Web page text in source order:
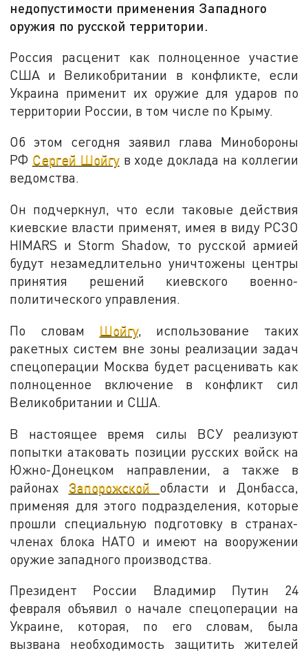
недопустимости применения Западного
оружия по русской территории.
Россия расценит как полноценное участие
США и Великобритании в конфликте, если
Украина применит их оружие для ударов по
территории России, в том числе по Крыму.
Об этом сегодня заявил глава Минобороны
РФ Сергей Шойгув ходе доклада на коллегии
ведомства.
Он подчеркнул, что если таковые действия
киевские власти применят, имея в виду РСЗО
HIMARS и Storm Shadow, то русской армией
будут незамедлительно уничтожены центры
принятия решений киевского военно-
политического управления.
По словам Шойгу, использование таких
ракетных систем вне зоны реализации задач
спецоперации Москва будет расценивать как
полноценное включение в конфликт сил
Великобритании и США.
В настоящее время силы ВСУ реализуют
попытки атаковать позиции русских войск на
Южно-Донецком направлении, а также в
районах Запорожской области и Донбасса,
применяя для этого подразделения, которые
прошли специальную подготовку в странах-
членах блока НАТО и имеют на вооружении
оружие западного производства.
Президент России Владимир Путин 24
февраля объявил о начале спецоперации на
Украине, которая, по его словам, была
вызвана необходимость защитить жителей